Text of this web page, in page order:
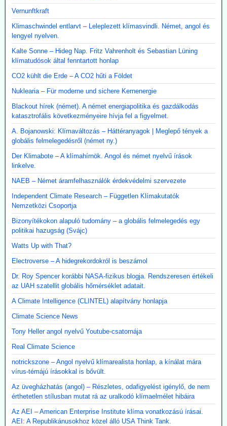
Vernunftkraft
Klimaschwindel entlarvt – Leleplezett klímasvindli. Német, angol és
lengyel nyelven.
Kalte Sonne – Hideg Nap. Fritz Vahrenholt és Sebastian Lüning
klímatudósok által fenntartott honlap
CO2 kühlt die Erde – A CO2 hűti a Földet
Nuklearia – Für moderne und sichere Kernenergie
Blackout hírek (német). A német energiapolitika és gazdálkodás
katasztrofális következményeire hívja fel a figyelmet.
A. Bojanowski: Klímaváltozás – Háttéranyagok | Meglepő tények a
globális felmelegedésről (német ny.)
Der Klimabote – A klímahírnök. Angol és német nyelvű írások
linkelve.
NAEB – Német áramfelhasználók érdekvédelmi szervezete
Independent Climate Research – Független Klímakutatók
Nemzetközi Csoportja
Bizonyítékokon alapuló tudomány – a globális felmelegedés egy
politikai hazugság (Svájc)
Watts Up with That?
Electroverse – A hidegrekordokról is beszámol
Dr. Roy Spencer korábbi NASA-fizikus blogja. Rendszeresen értékeli
az UAH szatellit globális hőmérséklet adatait.
A Climate Intelligence (CLINTEL) alapítvány honlapja
Climate Science News
Tony Heller angol nyelvű Youtube-csatornája
Real Climate Science
notrickszone – Angol nyelvű klímarealista honlap, a kínálat mára
vírus-témájú írásokkal is bővült.
Az üvegházhatás (angol) – Részletes, odafigyelést igénylő, de nem
érthetetlen stílusban mutat rá az uralkodó klímaelmélet hibáira
Az AEI – American Enterprise Institute klíma vonatkozású írásai.
AEI: A Republikánusokhoz közel álló USA Think Tank.